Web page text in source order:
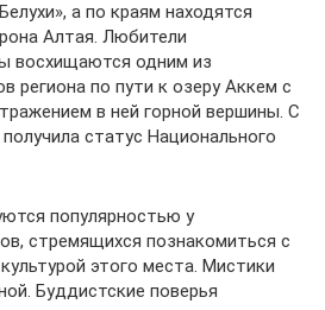
а по краям находятся
Алтая. Любители
восхищаются одним из
региона по пути к озеру Аккем с
в ней горной вершины. С
статус Национального
популярностью у
стремящихся познакомиться с
этого места. Мистики
Буддистские поверья